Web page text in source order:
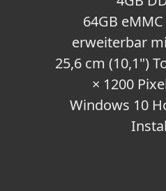
64GB
erweiterbar
25,6 cm (10,1")
× 1200
Windows 10